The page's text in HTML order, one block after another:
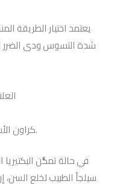
يعتمد اختيار الطريقة
شدة التسوس ودى الضرر
كراون الأسنان في حالات التسوس الشديدة.
في حالة تمكُّن
سيلجأ الطبيب لخلع